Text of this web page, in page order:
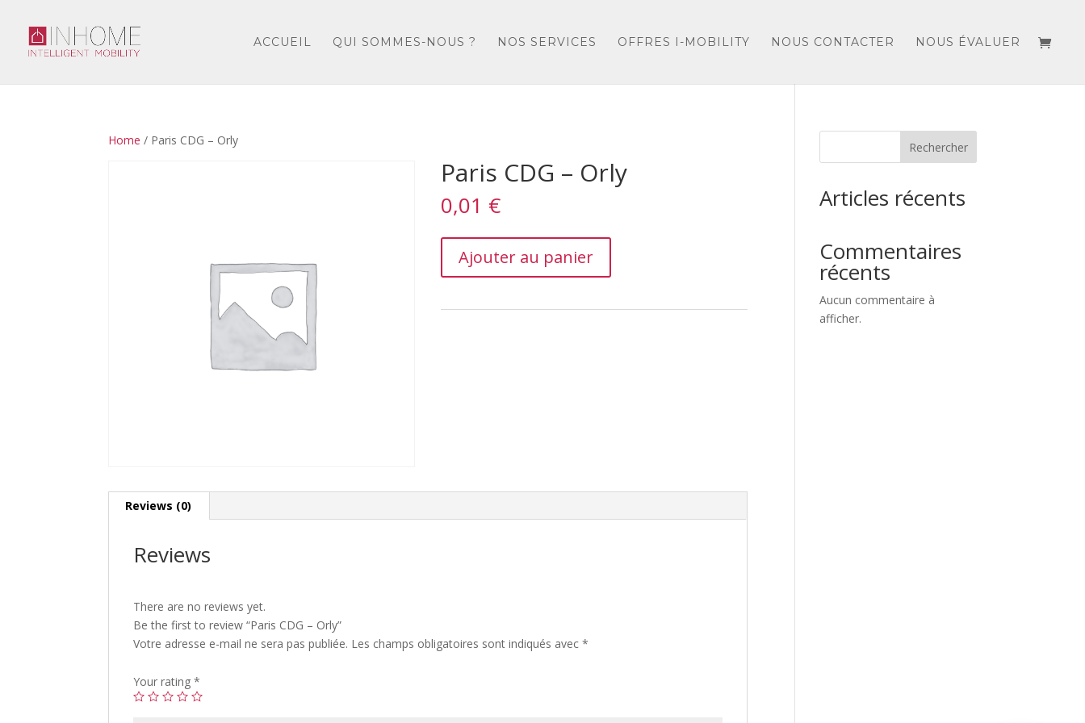
ACCUEIL QUI SOMMES-NOUS ? NOS SERVICES OFFRES I-MOBILITY NOUS CONTACTER NOUS ÉVALUER
Home / Paris CDG – Orly
Paris CDG – Orly
0,01 €
CDG
–
Ajouter au panier
Reviews (0)
Reviews
There are no reviews yet.
Be the first to review “Paris CDG – Orly”
Votre adresse e-mail ne sera pas publiée. Les champs obligatoires sont indiqués avec*
Your rating*
Rechercher
Articles récents
Commentaires
récents
Aucun commentaire à
afficher.